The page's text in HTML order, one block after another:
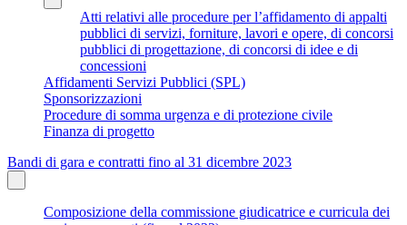
Atti relativi alle procedure per l’affidamento di appalti
pubblici di servizi, forniture, lavori e opere, di concorsi
pubblici di progettazione, di concorsi di idee e di
concessioni
Affidamenti Servizi Pubblici (SPL)
Sponsorizzazioni
Procedure di somma urgenza e di protezione civile
Finanza di progetto
Bandi di gara e contratti fino al 31 dicembre 2023
Composizione della commissione giudicatrice e curricula dei